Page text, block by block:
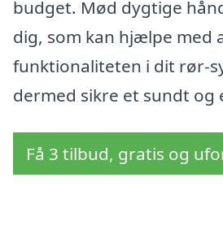
budget. Mød dygtige
dig, som kan hjælpe med
funktionaliteten i dit rør-
dermed sikre et sundt og
Få 3 tilbud, gratis og